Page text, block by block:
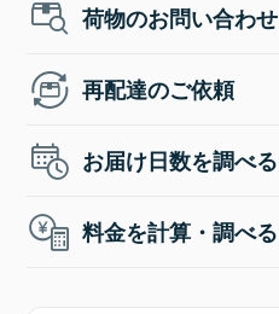
荷物のお問い合わせ
再配達のご依頼
お届け日数を調べる
料金を計算・調べる